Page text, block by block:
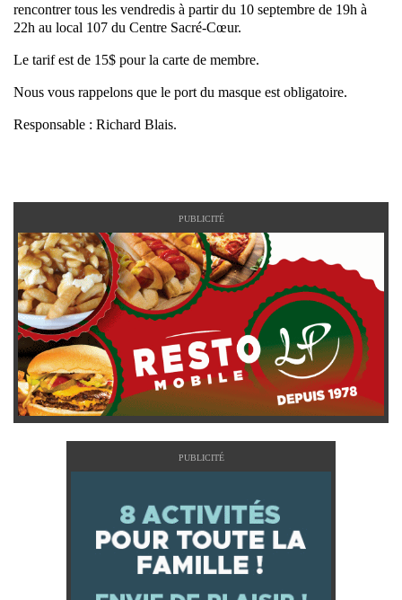
rencontrer tous les vendredis à partir du 10 septembre de 19h à
22h au local 107 du Centre Sacré-Cœur.
Le tarif est de 15$ pour la carte de membre.
Nous vous rappelons que le port du masque est obligatoire.
Responsable : Richard Blais.
PUBLICITÉ
PUBLICITÉ